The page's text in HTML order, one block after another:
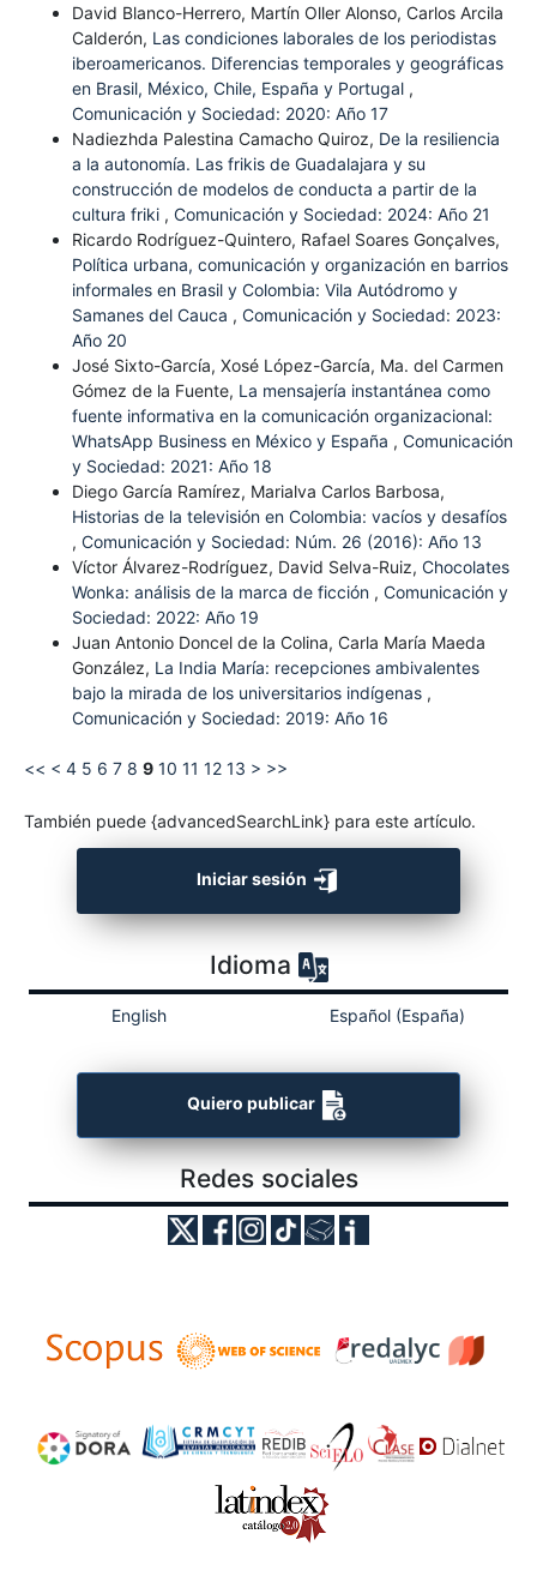
David Blanco-Herrero, Martín Oller Alonso, Carlos Arcila
Calderón, Las condiciones laborales de los periodistas
iberoamericanos. Diferencias temporales y geográficas
en Brasil, México, Chile, España y Portugal ,
Comunicación y Sociedad: 2020: Año 17
Nadiezhda Palestina Camacho Quiroz, De la resiliencia
a la autonomía. Las frikis de Guadalajara y su
construcción de modelos de conducta a partir de la
cultura friki , Comunicación y Sociedad: 2024: Año 21
Ricardo Rodríguez-Quintero, Rafael Soares Gonçalves,
Política urbana, comunicación y organización en barrios
informales en Brasil y Colombia: Vila Autódromo y
Samanes del Cauca , Comunicación y Sociedad: 2023:
Año 20
José Sixto-García, Xosé López-García, Ma. del Carmen
Gómez de la Fuente, La mensajería instantánea como
fuente informativa en la comunicación organizacional:
WhatsApp Business en México y España , Comunicación
y Sociedad: 2021: Año 18
Diego García Ramírez, Marialva Carlos Barbosa,
Historias de la televisión en Colombia: vacíos y desafíos
, Comunicación y Sociedad: Núm. 26 (2016): Año 13
Víctor Álvarez-Rodríguez, David Selva-Ruiz, Chocolates
Wonka: análisis de la marca de ficción , Comunicación y
Sociedad: 2022: Año 19
Juan Antonio Doncel de la Colina, Carla María Maeda
González, La India María: recepciones ambivalentes
bajo la mirada de los universitarios indígenas ,
Comunicación y Sociedad: 2019: Año 16
<< < 4 5 6 7 8 9 10 11 12 13 > >>
También puede {advancedSearchLink} para este artículo.
Iniciar sesión
Idioma
English Español (España)
Quiero publicar
Redes sociales